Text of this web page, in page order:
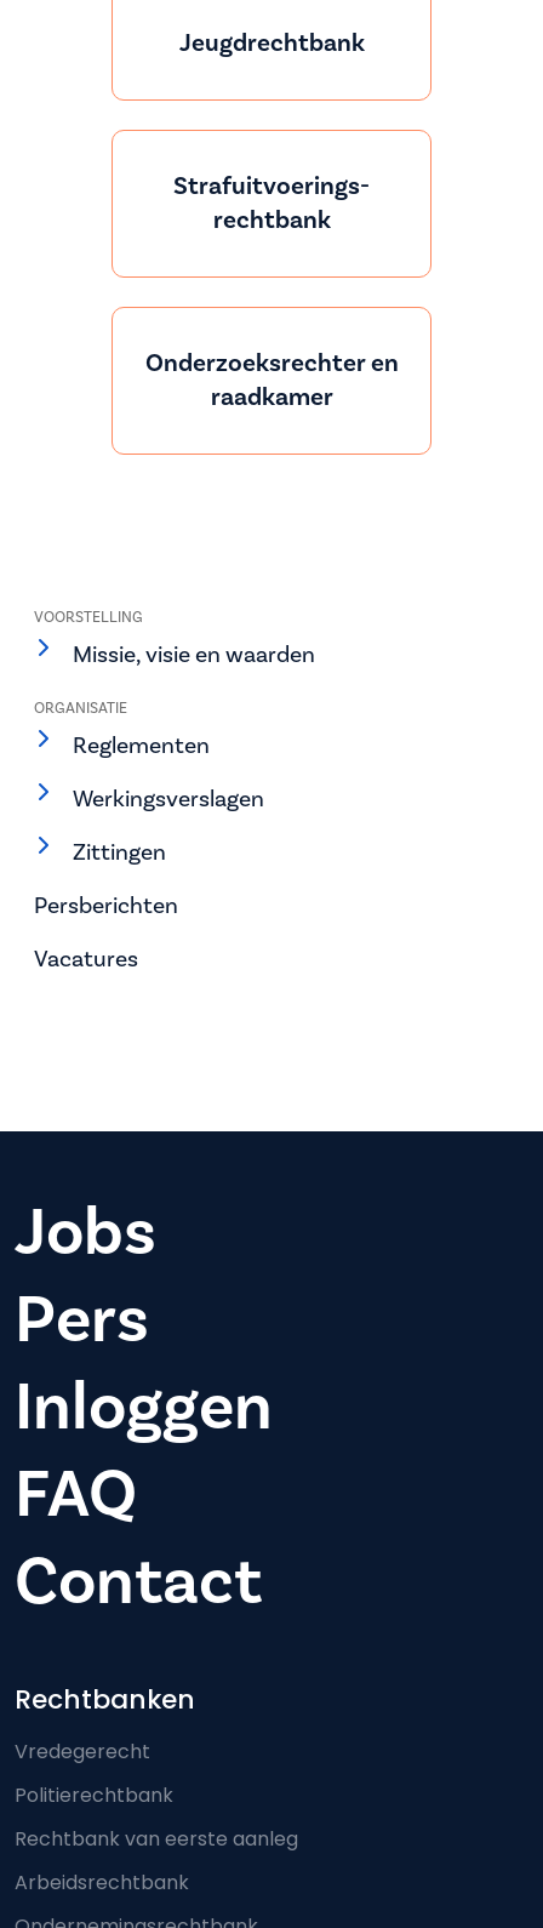
Jeugdrechtbank
Strafuitvoerings-
rechtbank
Onderzoeksrechter en
raadkamer
VOORSTELLING
Missie, visie en waarden
ORGANISATIE
Reglementen
Werkingsverslagen
Zittingen
Persberichten
Vacatures
Jobs
Pers
Inloggen
FAQ
Contact
Footer-menu
Rechtbanken
Vredegerecht
Politierechtbank
Rechtbank van eerste aanleg
Arbeidsrechtbank